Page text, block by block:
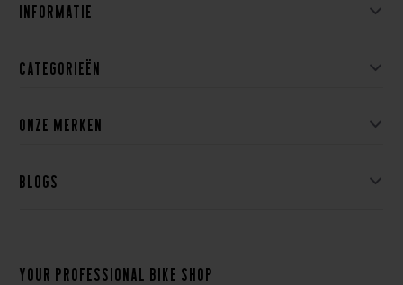
Informatie
Categorieën
Onze merken
Blogs
Your professional bike shop